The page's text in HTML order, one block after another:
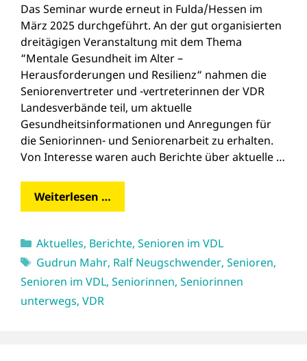
Das Seminar wurde erneut in Fulda/Hessen im
März 2025 durchgeführt. An der gut organisierten
dreitägigen Veranstaltung mit dem Thema
“Mentale Gesundheit im Alter –
Herausforderungen und Resilienz“ nahmen die
Seniorenvertreter und -vertreterinnen der VDR
Landesverbände teil, um aktuelle
Gesundheitsinformationen und Anregungen für
die Seniorinnen- und Seniorenarbeit zu erhalten.
Von Interesse waren auch Berichte über aktuelle …
Weiterlesen …
Kategorien
Aktuelles, Berichte, Senioren im VDL
Schlagwörter
Gudrun Mahr, Ralf Neugschwender, Senioren,
Senioren im VDL, Seniorinnen, Seniorinnen
unterwegs, VDR